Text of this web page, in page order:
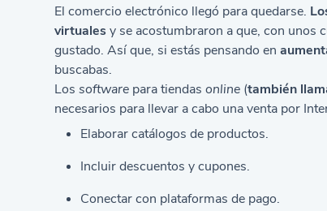
El comercio electrónico llegó para quedarse.
virtualesy se acostumbraron a que, con unos
gustado. Así que, si estás pensando en
buscabas.
Lossoftware para tiendas online (también
necesarios para llevar a cabo una venta por
Elaborar catálogos de productos.
Incluir descuentos y cupones.
Conectar con plataformas de pago.